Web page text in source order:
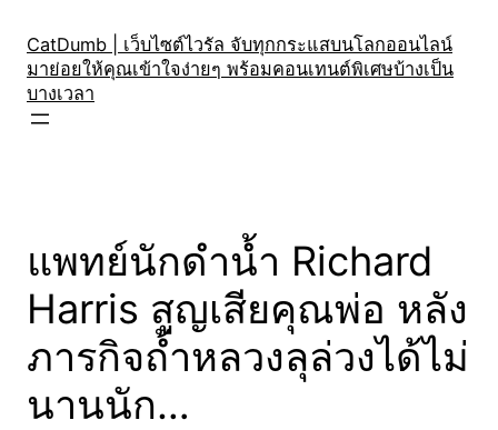
content
CatDumb | เว็บไซต์ไวรัล จับทุกกระแสบนโลกออนไลน์
มาย่อยให้คุณเข้าใจง่ายๆ พร้อมคอนเทนต์พิเศษบ้างเป็น
บางเวลา
แพทย์นักดำน้ำ Richard
Harris สูญเสียคุณพ่อ หลัง
ภารกิจถ้ำหลวงลุล่วงได้ไม่
นานนัก…